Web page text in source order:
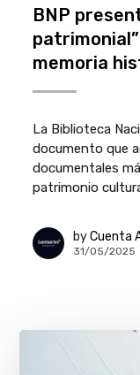
BNP
memoria
La Biblioteca
documento que
documentales
patrimonio
by Cuenta
31/05/2025